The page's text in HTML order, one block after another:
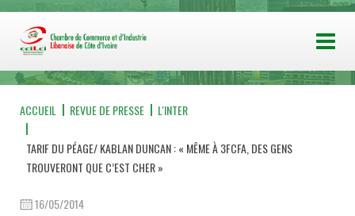
ACCUEIL REVUE DE PRESSE L'INTER
TARIF DU PÉAGE/ KABLAN DUNCAN : « MÊME À 3FCFA, DES GENS
TROUVERONT QUE C’EST CHER »
16/05/2014